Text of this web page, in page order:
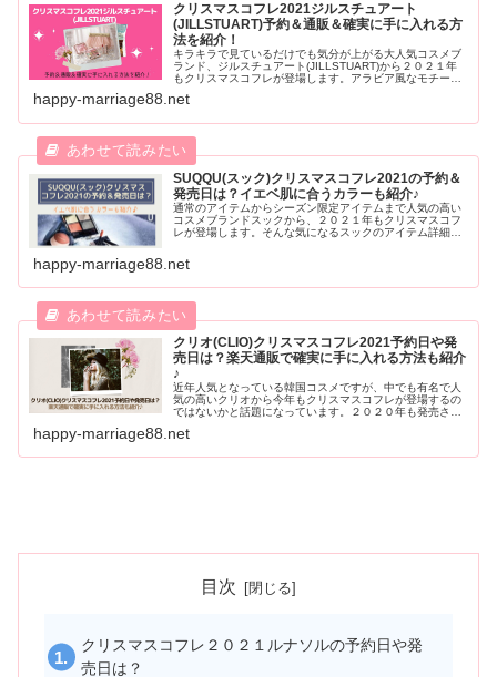
クリスマスコフレ2021ジルスチュアート
(JILLSTUART)予約＆通販＆確実に手に入れる方
法を紹介！
キラキラで見ているだけでも気分が上がる大人気コスメブ
ランド、ジルスチュアート(JILLSTUART)から２０２１年
もクリスマスコフレが登場します。アラビア風なモチーフ
アイテム。今回は内容と発売日や通販情報をご紹介しま
happy-marriage88.net
SUQQU(スック)クリスマスコフレ2021の予約＆
発売日は？イエベ肌に合うカラーも紹介♪
通常のアイテムからシーズン限定アイテムまで人気の高い
コスメブランドスックから、２０２１年もクリスマスコフ
レが登場します。そんな気になるスックのアイテム詳細か
ぜひチェックしてみてくださいね。
happy-marriage88.net
クリオ(CLIO)クリスマスコフレ2021予約日や発
売日は？楽天通販で確実に手に入れる方法も紹介
♪
近年人気となっている韓国コスメですが、中でも有名で人
気の高いクリオから今年もクリスマスコフレが登場するの
ではないかと話題になっています。２０２０年も発売さ
そんな気になるクリオのクリスマスコフレ2021についてご
happy-marriage88.net
目次
クリスマスコフレ２０２１ルナソルの予約日や発
売日は？